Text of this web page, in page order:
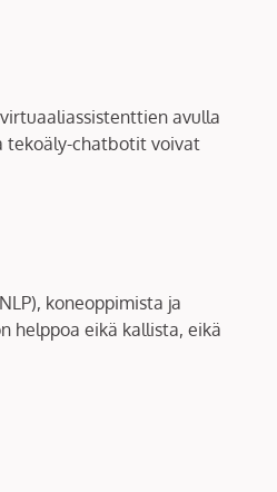
avulla
tekoäly-chatbotit voivat
koneoppimista ja
helppoa eikä kallista, eikä